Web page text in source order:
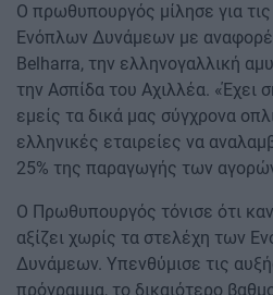
Ο πρωθυπουργός μίλησε για
Ενόπλων Δυνάμεων με
Belharra, την ελληνογαλλική
την Ασπίδα του Αχιλλέα. «Έχει
εμείς τα δικά μας σύγχρονα
ελληνικές εταιρείες να
25% της παραγωγής των
Ο Πρωθυπουργός τόνισε ότι
αξίζει χωρίς τα στελέχη των
Δυνάμεων. Υπενθύμισε τις
πρόγραμμα, το δικαιότερο